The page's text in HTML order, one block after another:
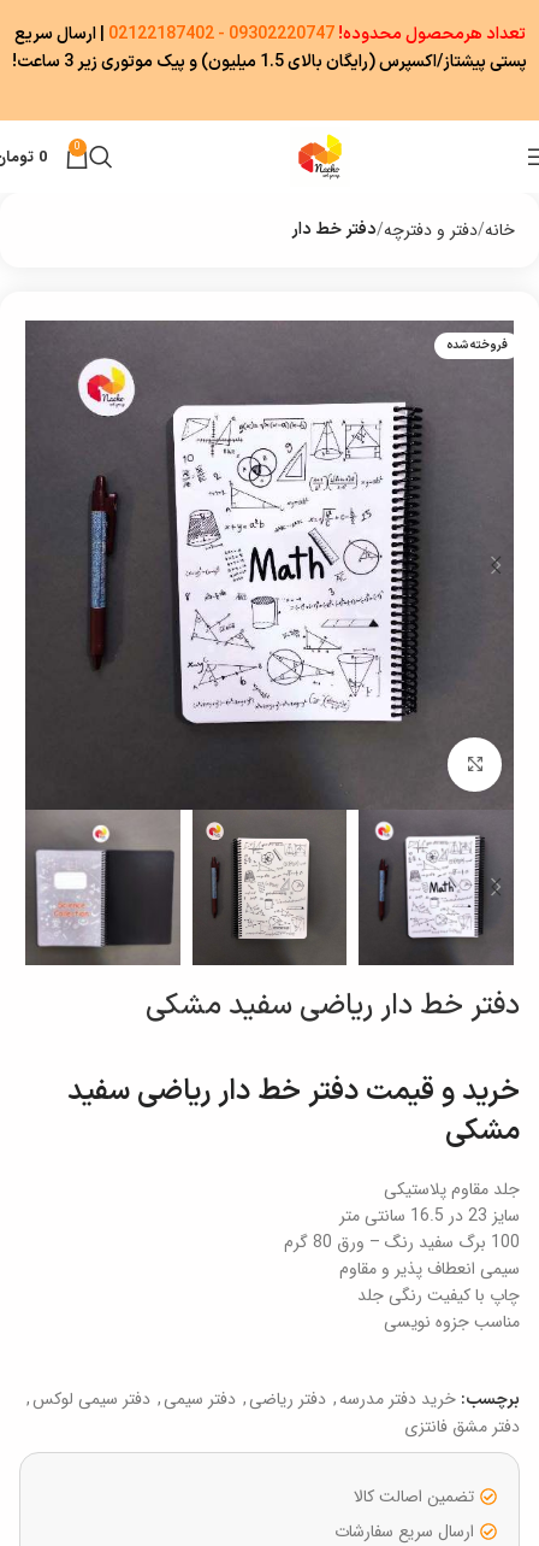
0
0
خانه دفتر و دفترچه دفتر خط دار
فروخته شده
برای بزرگنمایی کلیک کنید
دفتر خط دار ریاضی سفید مشکی
خرید و قیمت دفتر خط دار ریاضی سفید
مشکی
جلد مقاوم پلاستیکی
سایز 23 در 16.5 سانتی متر
100 برگ سفید رنگ – ورق 80 گرم
سیمی انعطاف پذیر و مقاوم
چاپ با کیفیت رنگی جلد
مناسب جزوه نویسی
برچسب: خرید دفتر مدرسه, دفتر ریاضی, دفتر سیمی, دفتر سیمی لوکس,
دفتر مشق فانتزی
تضمین اصالت کالا
ارسال سریع سفارشات
تعداد هرمحصول محدوده!09302220747 - 02122187402
|ارسال سریع
پستی پیشتاز/اکسپرس (رایگان بالای 1.5 میلیون) و پیک موتوری زیر 3 ساعت!